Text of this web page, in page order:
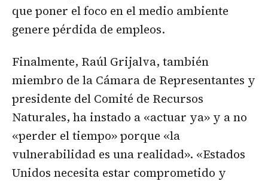
que poner el foco en el medio ambiente
genere pérdida de empleos.
Finalmente, Raúl Grijalva, también
miembro de la Cámara de Representantes y
presidente del Comité de Recursos
Naturales, ha instado a «actuar ya» y a no
«perder el tiempo» porque «la
vulnerabilidad es una realidad». «Estados
Unidos necesita estar comprometido y